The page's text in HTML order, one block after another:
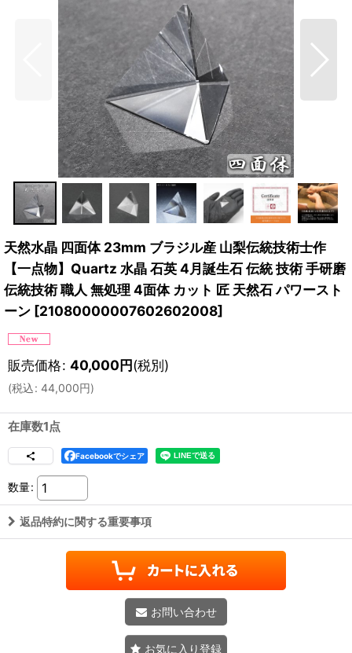
天然水晶 四面体 23mm ブラジル産 山梨伝統技術士作
【一点物】Quartz 水晶 石英 4月誕生石 伝統 技術 手研磨
伝統技術 職人 無処理 4面体 カット 匠 天然石 パワースト
ーン [21080000007602602008]
販売価格: 40,000円(税別)
(税込: 44,000円)
在庫数1点
Facebookでシェア
数量:
返品特約に関する重要事項
お問い合わせ
お気に入り登録